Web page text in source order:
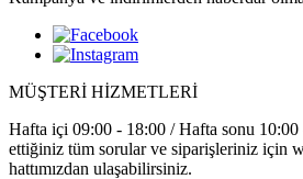
MÜŞTERİ HİZMETLERİ
Hafta içi 09:00 - 18:00 / Hafta sonu 10:00
ettiğiniz tüm sorular ve siparişleriniz için
hattımızdan ulaşabilirsiniz.